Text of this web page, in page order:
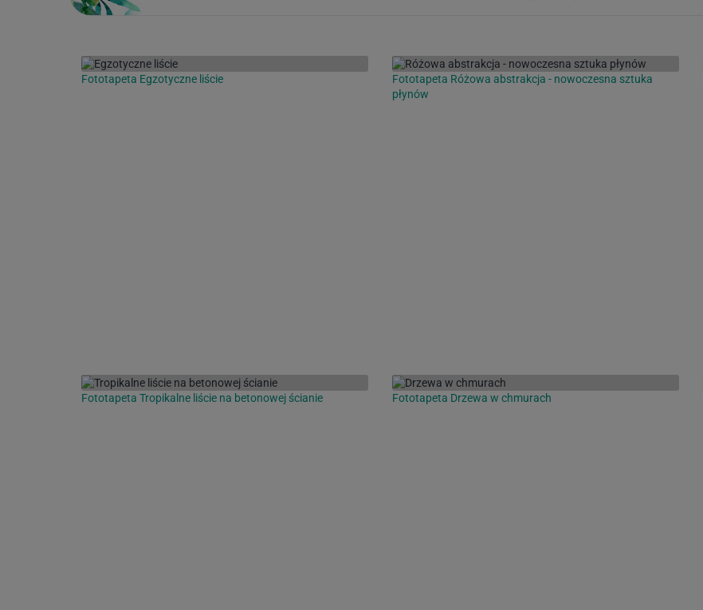
Fototapeta Egzotyczne liście
Fototapeta Różowa abstrakcja - nowoczesna sztuka
płynów
Fototapeta Tropikalne liście na betonowej ścianie Fototapeta Drzewa w chmurach